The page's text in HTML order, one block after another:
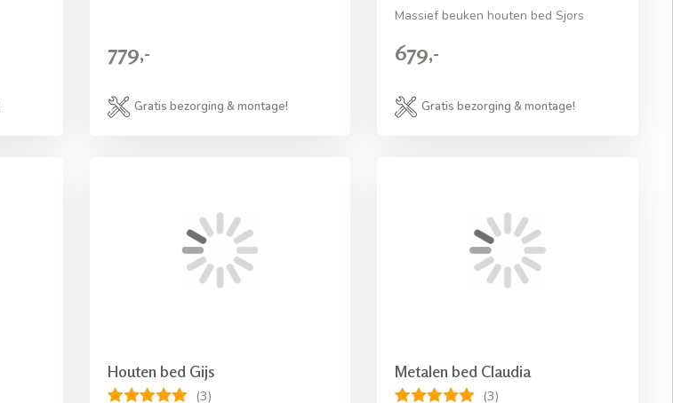
779,-
Gratis bezorging & montage!
Massief beuken houten bed Sjors
679,-
Gratis bezorging & montage!
Houten bed Gijs
(3)
Metalen bed Claudia
(3)